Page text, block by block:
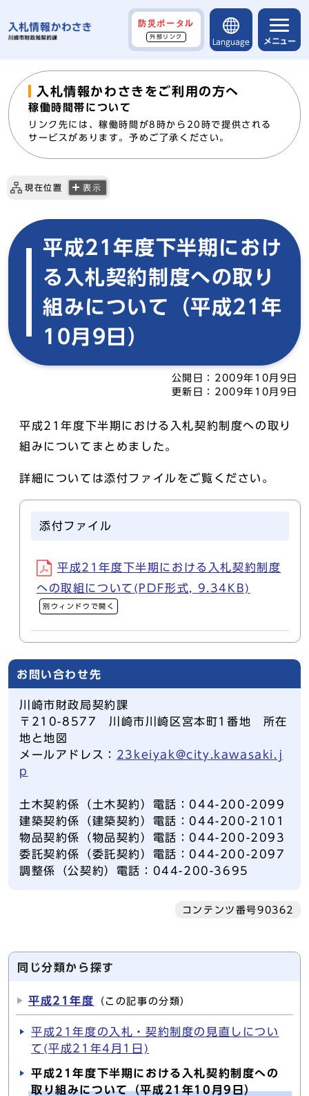
防災ポータル
外部リンク
Language メニュー
入札情報かわさきをご利用の方へ
稼働時間帯について
リンク先には、稼働時間が8時から20時で提供される
サービスがあります。予めご了承ください。
現在位置 表示
平成21年度下半期におけ
る入札契約制度への取り
組みについて（平成21年
10月9日）
公開日： 2009年10月9日
更新日： 2009年10月9日
平成21年度下半期における入札契約制度への取り
組みについてまとめました。
詳細については添付ファイルをご覧ください。
添付ファイル
平成21年度下半期における入札契約制度
への取組について(PDF形式, 9.34KB)
別ウィンドウで開く
お問い合わせ先
川崎市財政局契約課
〒210-8577 川崎市川崎区宮本町1番地 所在
地と地図
メールアドレス： 23keiyak@city.kawasaki.j
p
土木契約係（土木契約）電話：044-200-2099
建築契約係（建築契約）電話：044-200-2101
物品契約係（物品契約）電話：044-200-2093
委託契約係（委託契約）電話：044-200-2097
調整係（公契約）電話：044-200-3695
コンテンツ番号90362
同じ分類から探す
平成21年度 （この記事の分類）
平成21年度の入札・契約制度の見直しについ
て(平成21年4月1日)
平成21年度下半期における入札契約制度への
取り組みについて（平成21年10月9日）